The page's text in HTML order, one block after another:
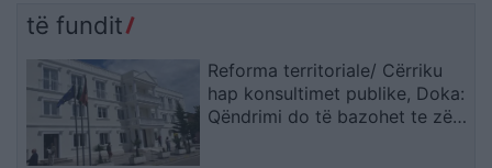
të fundit
Reforma territoriale/ Cërriku
hap konsultimet publike, Doka:
Qëndrimi do të bazohet te zëri